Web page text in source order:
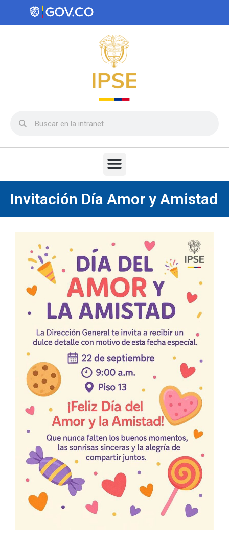
Invitación Día Amor y Amistad